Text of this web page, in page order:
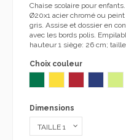
Chaise scolaire pour
Ø20x1 acier chromé ou
gris. Assise et dossier en
avec les bords polis.
hauteur 1 siège: 26 cm;
Choix couleur
Dimensions